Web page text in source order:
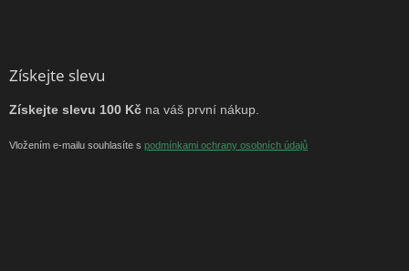
Získejte slevu
Získejte slevu 100 Kč na váš první nákup.
Vložením e-mailu souhlasíte s podmínkami ochrany osobních údajů